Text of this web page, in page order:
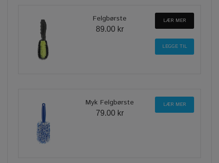
Felgbørste
89.00 kr
LÆR MER
Myk Felgbørste
79.00 kr
LÆR MER